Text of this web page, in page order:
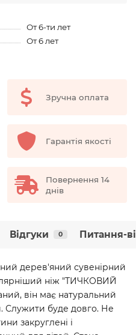
От 6-ти лет
От 6 лет
Зручна оплата
Гарантія якості
Повернення 14
днів
Відгуки 0 Питання-
дерев'яний сувенірний
ніж "ТИЧКОВИЙ
він має натуральний
Служити буде довго. Не
закруглені і